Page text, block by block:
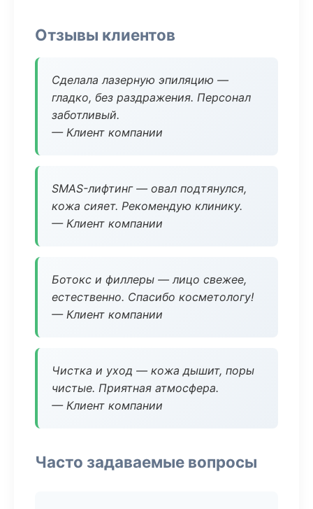
Отзывы клиентов
Сделала лазерную эпиляцию —
гладко, без раздражения. Персонал
заботливый.
— Клиент компании
SMAS-лифтинг — овал подтянулся,
кожа сияет. Рекомендую клинику.
— Клиент компании
Ботокс и филлеры — лицо свежее,
естественно. Спасибо косметологу!
— Клиент компании
Чистка и уход — кожа дышит, поры
чистые. Приятная атмосфера.
— Клиент компании
Часто задаваемые вопросы